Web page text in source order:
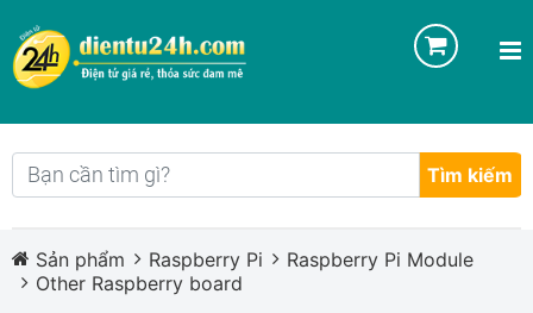
Tìm kiếm
Sản phẩm Raspberry Pi
Raspberry Pi Module
Other Raspberry board